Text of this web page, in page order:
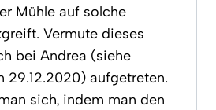
Mühle auf solche
Vermute dieses
bei Andrea (siehe
29.12.2020) aufgetreten.
sich, indem man den